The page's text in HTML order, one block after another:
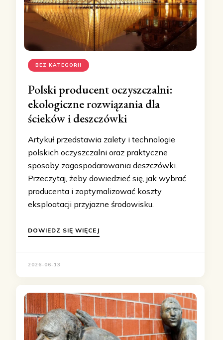
BEZ KATEGORII
Polski producent oczyszczalni:
ekologiczne rozwiązania dla
ścieków i deszczówki
Artykuł przedstawia zalety i technologie
polskich oczyszczalni oraz praktyczne
sposoby zagospodarowania deszczówki.
Przeczytaj, żeby dowiedzieć się, jak wybrać
producenta i zoptymalizować koszty
eksploatacji przyjazne środowisku.
DOWIEDZ SIĘ WIĘCEJ
2026-06-13